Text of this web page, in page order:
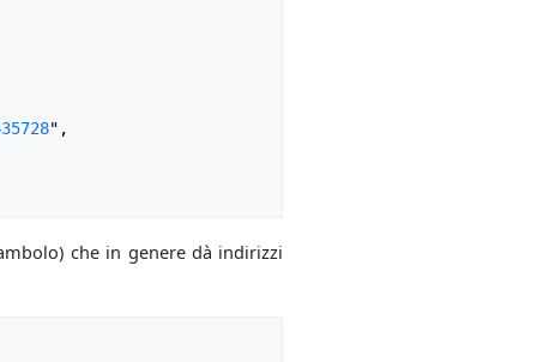
",
che in genere dà indirizzi